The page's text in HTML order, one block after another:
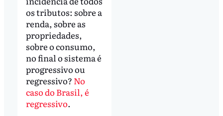
os tributos: sobre a
renda, sobre as
propriedades,
sobre o consumo,
no final o sistema é
progressivo ou
regressivo? No
caso do Brasil, é
regressivo.